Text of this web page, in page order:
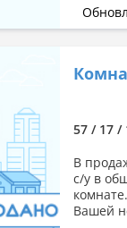
57 / 17 /
В
с/у в
Вашей